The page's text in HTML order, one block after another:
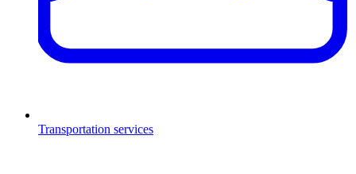
Transportation services